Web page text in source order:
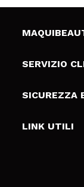
Chi siamo
Gift Cards
SERVIZIO
Spedizioni
Metodi di
SICUREZZA
Termini e
LINK UTILI